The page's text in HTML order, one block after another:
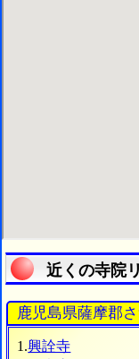
近くの寺院
鹿児島県薩摩郡
1.興詮寺